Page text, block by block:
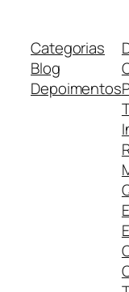
Categorias
Blog
Depoimentos